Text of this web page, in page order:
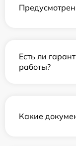
Есть ли
работы?
Какие